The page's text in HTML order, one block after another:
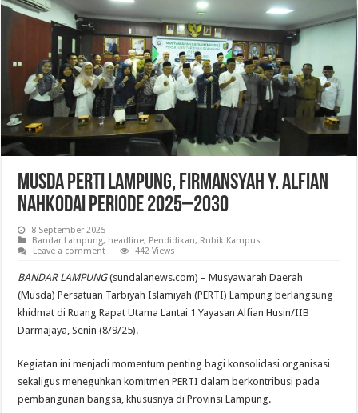
Musda PERTI Lampung, Firmansyah Y. Alfian
Nahkodai Periode 2025–2030
8 September 2025
Bandar Lampung, headline, Pendidikan, Rubik Kampus
Leave a comment
442 Views
BANDAR LAMPUNG(sundalanews.com) – Musyawarah Daerah
(Musda) Persatuan Tarbiyah Islamiyah (PERTI) Lampung berlangsung
khidmat di Ruang Rapat Utama Lantai 1 Yayasan Alfian Husin/IIB
Darmajaya, Senin (8/9/25).
Kegiatan ini menjadi momentum penting bagi konsolidasi organisasi
sekaligus meneguhkan komitmen PERTI dalam berkontribusi pada
pembangunan bangsa, khususnya di Provinsi Lampung.